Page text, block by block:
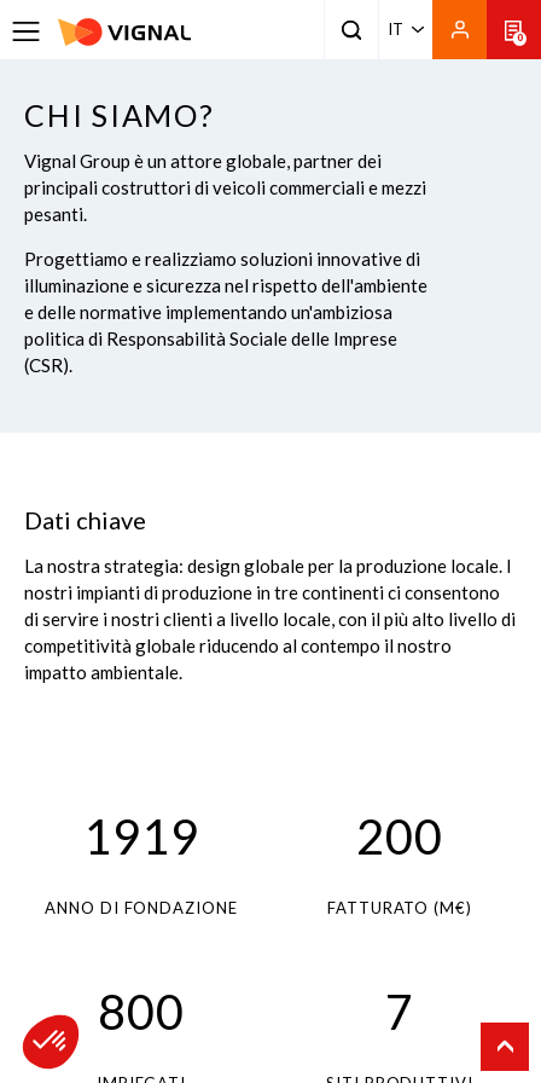
IT 0
CHI SIAMO?
Vignal Group è un attore globale, partner dei
principali costruttori di veicoli commerciali e mezzi
pesanti.
Progettiamo e realizziamo soluzioni innovative di
illuminazione e sicurezza nel rispetto dell'ambiente
e delle normative implementando un'ambiziosa
politica di Responsabilità Sociale delle Imprese
(CSR).
Dati chiave
La nostra strategia: design globale per la produzione locale. I
nostri impianti di produzione in tre continenti ci consentono
di servire i nostri clienti a livello locale, con il più alto livello di
competitività globale riducendo al contempo il nostro
impatto ambientale.
1919
ANNO DI FONDAZIONE
200
FATTURATO (M€)
800 7